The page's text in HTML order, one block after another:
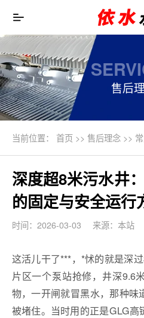
售后
当前位置： 首页>> 售后理念>>
深度超8米污水井
的固定与安全运行
时间：2026-03-03 来源：本站
这活儿干了***，*怵的就是深
片区一个泵站抢修，井深9.6
物，一开闸就冒黑水，那种味
被堵住。当时用的正是GLG